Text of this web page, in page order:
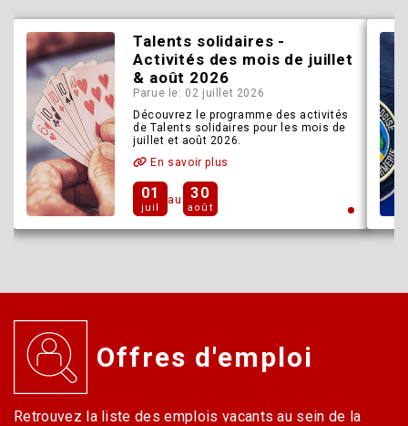
Talents solidaires -
Activités des mois de juillet
& août 2026
Parue le: 02 juillet 2026
Découvrez le programme des activités
de Talents solidaires pour les mois de
juillet et août 2026.
En savoir plus
01
juil
au 30
août
Offres d'emploi
Retrouvez la liste des emplois vacants au sein de la